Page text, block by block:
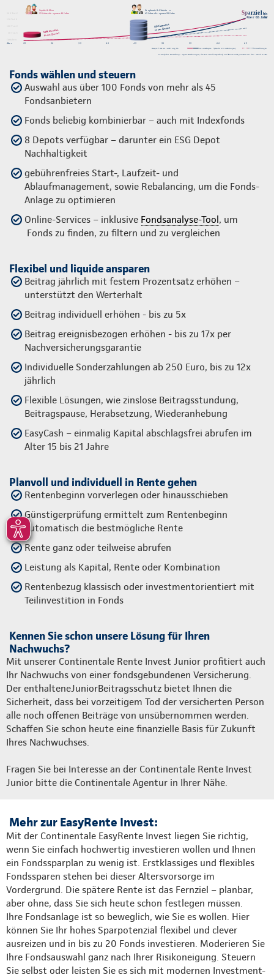
Fonds wählen und steuern
Auswahl aus über 100 Fonds von mehr als 45
Fondsanbietern
Fonds beliebig kombinierbar – auch mit Indexfonds
8 Depots verfügbar – darunter ein ESG Depot
Nachhaltigkeit
gebührenfreies Start-, Laufzeit- und
Ablaufmanagement, sowie Rebalancing, um die Fonds-
Anlage zu optimieren
Online-Services – inklusive Fondsanalyse-Tool , um
Fonds zu finden, zu filtern und zu vergleichen
Flexibel und liquide ansparen
Beitrag jährlich mit festem Prozentsatz erhöhen –
unterstützt den Werterhalt
Beitrag individuell erhöhen - bis zu 5x
Beitrag ereignisbezogen erhöhen - bis zu 17x per
Nachversicherungsgarantie
Individuelle Sonderzahlungen ab 250 Euro, bis zu 12x
jährlich
Flexible Lösungen, wie zinslose Beitragsstundung,
Beitragspause, Herabsetzung, Wiederanhebung
EasyCash – einmalig Kapital abschlagsfrei abrufen im
Alter 15 bis 21 Jahre
Planvoll und individuell in Rente gehen
Rentenbeginn vorverlegen oder hinausschieben
Günstigerprüfung ermittelt zum Rentenbeginn
automatisch die bestmögliche Rente
Rente ganz oder teilweise abrufen
Leistung als Kapital, Rente oder Kombination
Rentenbezug klassisch oder investmentorientiert mit
Teilinvestition in Fonds
Kennen Sie schon unsere Lösung für Ihren
Nachwuchs?
Mit unserer Continentale Rente Invest Junior profitiert auch
Ihr Nachwuchs von einer fondsgebundenen Versicherung.
Der enthalteneJuniorBeitragsschutz bietet Ihnen die
Sicherheit, dass bei vorzeitigem Tod der versicherten Person
alle noch offenen Beiträge von unsübernommen werden.
Schaffen Sie schon heute eine finanzielle Basis für Zukunft
Ihres Nachwuchses.
Fragen Sie bei Interesse an der Continentale Rente Invest
Junior bitte die Continentale Agentur in Ihrer Nähe.
Mehr zur EasyRente Invest:
Mit der Continentale EasyRente Invest liegen Sie richtig,
wenn Sie einfach hochwertig investieren wollen und Ihnen
ein Fondssparplan zu wenig ist. Erstklassiges und flexibles
Fondssparen stehen bei dieser Altersvorsorge im
Vordergrund. Die spätere Rente ist das Fernziel – planbar,
aber ohne, dass Sie sich heute schon festlegen müssen.
Ihre Fondsanlage ist so beweglich, wie Sie es wollen. Hier
können Sie Ihr hohes Sparpotenzial flexibel und clever
ausreizen und in bis zu 20 Fonds investieren. Moderieren Sie
Ihre Fondsauswahl ganz nach Ihrer Risikoneigung. Steuern
Sie selbst oder leisten Sie es sich mit modernen Investment-